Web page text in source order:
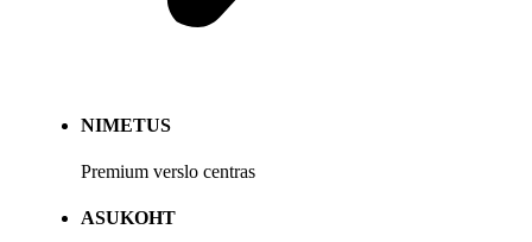
NIMETUS
Premium verslo centras
ASUKOHT